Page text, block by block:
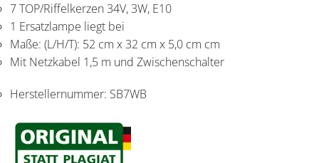
7 TOP/Riffelkerzen 34V, 3W, E10
1 Ersatzlampe liegt bei
Maße: (L/H/T): 52 cm x 32 cm x 5,0 cm cm
Mit Netzkabel 1,5 m und Zwischenschalter
Herstellernummer: SB7WB